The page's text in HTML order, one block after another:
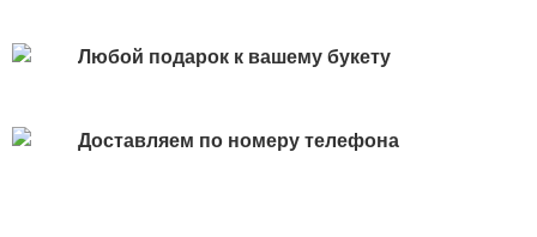
Любой подарок к вашему букету
Доставляем по номеру телефона